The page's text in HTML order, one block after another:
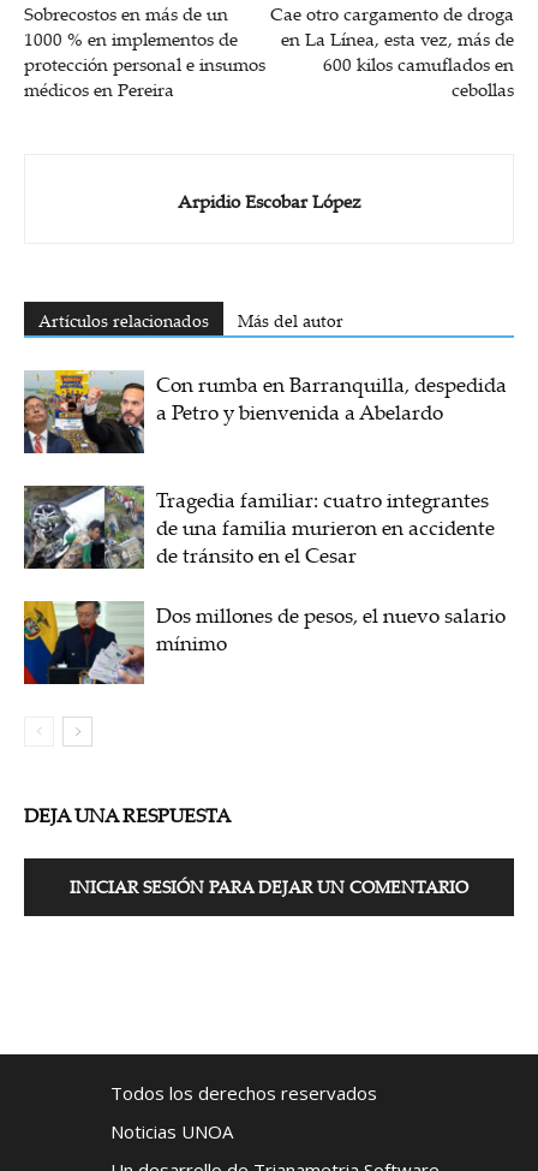
Sobrecostos en más de un
1000 % en implementos de
protección personal e insumos
médicos en Pereira
Cae otro cargamento de droga
en La Línea, esta vez, más de
600 kilos camuflados en
cebollas
Arpidio Escobar López
Artículos relacionados Más del autor
Con rumba en Barranquilla, despedida
a Petro y bienvenida a Abelardo
Tragedia familiar: cuatro integrantes
de una familia murieron en accidente
de tránsito en el Cesar
Dos millones de pesos, el nuevo salario
mínimo
DEJA UNA RESPUESTA
INICIAR SESIÓN PARA DEJAR UN COMENTARIO
Todos los derechos reservados
Noticias UNOA